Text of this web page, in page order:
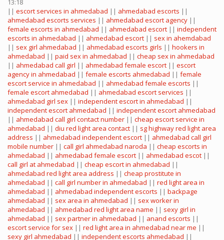
13:18
|| escort services in ahmedabad || ahmedabad escorts ||
ahmedabad escorts services || ahmedabad escort agency ||
female escorts in ahmedabad || ahmedabad escort || independent
escorts in ahmedabad || ahmedabad escort || sex in ahemdabad
|| sex girl ahmedabad || ahmedabad escorts girls || hookers in
ahmedabad || paid sex in ahmedabad || cheap sex in ahmedabad
|| ahmedabad call girl || ahmedabad female escort || escort
agency in ahmedabad || female escorts ahmedabad || female
escort service in ahmedabad || ahmedabad female escorts ||
female escort ahmedabad || ahmedabad escort services ||
ahmedabad girl sex || independent escort in ahmedabad ||
independent escort ahmedabad || independent escort ahmedabad
|| ahmedabad call girl contact number || cheap escort service in
ahmedabad || diu red light area contact || sg highway red light area
address || ahmedabad independent escort || ahmedabad call girl
mobile number || call girl ahmedabad naroda || cheap escorts in
ahmedabad || ahmedabad female escort || ahmedabad escot ||
call girl at ahmedabad || cheap escort in ahmedabad ||
ahmedabad red light area address || cheap prostitute in
ahmedabad || call girl number in ahmedabad || red light area in
ahmedabad || ahmedabad independent escorts || backpage
ahmedabad || sex area in ahmedabad || sex worker in
ahmedabad || ahmedabad red light area name || sexy girl in
ahmedabad || sex partner in ahmedabad || anand escorts ||
escort service for sex || red light area in ahmedabad near me ||
sexy girl ahmedabad || independent escorts ahmedabad ||